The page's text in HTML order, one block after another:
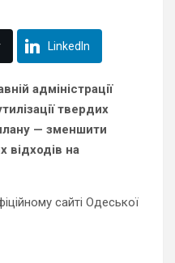
LinkedIn
адміністрації
твердих
— зменшити
відходів на
сайті Одеської